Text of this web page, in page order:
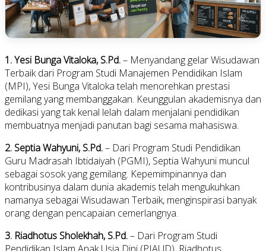
1. Yesi Bunga Vitaloka, S.Pd.– Menyandang gelar Wisudawan
Terbaik dari Program Studi Manajemen Pendidikan Islam
(MPI), Yesi Bunga Vitaloka telah menorehkan prestasi
gemilang yang membanggakan. Keunggulan akademisnya dan
dedikasi yang tak kenal lelah dalam menjalani pendidikan
membuatnya menjadi panutan bagi sesama mahasiswa.
2. Septia Wahyuni, S.Pd.– Dari Program Studi Pendidikan
Guru Madrasah Ibtidaiyah (PGMI), Septia Wahyuni muncul
sebagai sosok yang gemilang. Kepemimpinannya dan
kontribusinya dalam dunia akademis telah mengukuhkan
namanya sebagai Wisudawan Terbaik, menginspirasi banyak
orang dengan pencapaian cemerlangnya.
3. Riadhotus Sholekhah, S.Pd.– Dari Program Studi